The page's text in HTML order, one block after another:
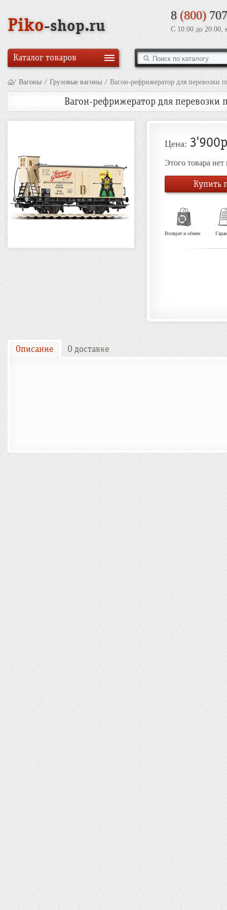
Piko-shop.ru
8 (800)
С 10:00 до 20:00,
Каталог товаров
/ Вагоны / Грузовые вагоны / Вагон-рефрижератор для перевозки
Вагон-рефрижератор для
Цена:
Этого товара
Купить
Возврат и обмен
Описание О доставке